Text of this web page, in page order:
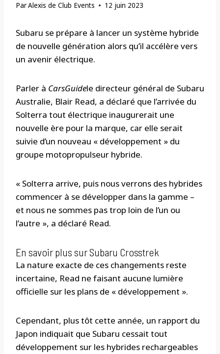
ParAlexis de Club Events 12 juin 2023
Subaru se prépare à lancer un système hybride
de nouvelle génération alors qu’il accélère vers
un avenir électrique.
Parler à CarsGuidele directeur général de Subaru
Australie, Blair Read, a déclaré que l’arrivée du
Solterra tout électrique inaugurerait une
nouvelle ère pour la marque, car elle serait
suivie d’un nouveau « développement » du
groupe motopropulseur hybride.
« Solterra arrive, puis nous verrons des hybrides
commencer à se développer dans la gamme –
et nous ne sommes pas trop loin de l’un ou
l’autre », a déclaré Read.
En savoir plus sur Subaru Crosstrek
La nature exacte de ces changements reste
incertaine, Read ne faisant aucune lumière
officielle sur les plans de « développement ».
Cependant, plus tôt cette année, un rapport du
Japon indiquait que Subaru cessait tout
développement sur les hybrides rechargeables